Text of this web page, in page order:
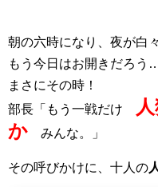
朝の六時になり、夜が白
もう今日はお開きだろ
まさにその時！
部長「もう一戦だけ
か みんな。」
その呼びかけに、十人の